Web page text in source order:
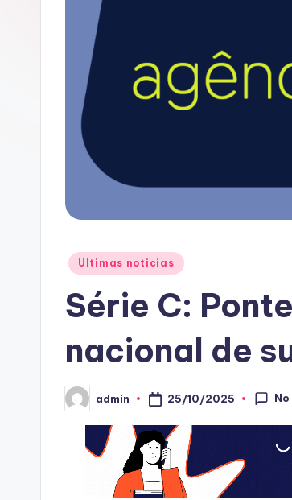
Posted
Ultimas noticias
Série C:
nacional de
Posted
by
admin 25/10/2025